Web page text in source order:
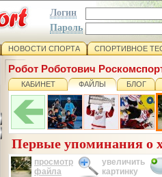
Логин
Пароль
НОВОСТИ СПОРТА СПОРТИВНОЕ
Робот Роботович
КАБИНЕТ ФАЙЛЫ БЛОГ
Первые упоминания о
просмотр
файла
увеличить
картинку